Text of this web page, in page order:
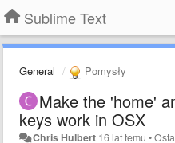
Sublime Text
General Pomysły
Make the 'home'
keys work in OSX
Chris Hulbert 16 lat temu •